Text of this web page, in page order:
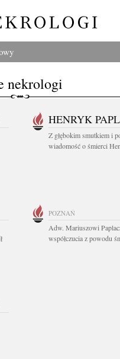
nekrologi
HENRYK
Z głębokim smutkiem i
wiadomość o śmierci
POZNAŃ
Adw. Mariuszowi
współczucia z powodu